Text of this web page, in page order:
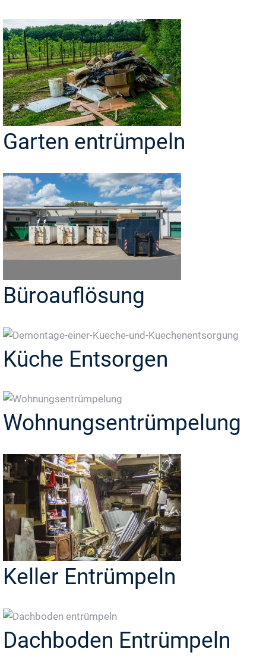
Garten entrümpeln
Büroauflösung
Küche Entsorgen
Wohnungsentrümpelung
Keller Entrümpeln
Dachboden Entrümpeln